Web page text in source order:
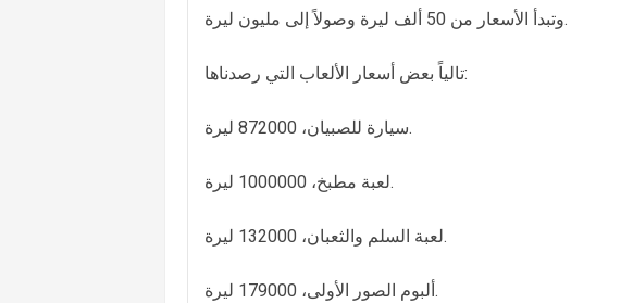
وتبدأ الأسعار من 50 ألف ليرة وصولاً إلى مليون ليرة.
تالياً بعض أسعار الألعاب التي رصدناها:
سيارة للصبيان، 872000 ليرة.
لعبة مطبخ، 1000000 ليرة.
لعبة السلم والثعبان، 132000 ليرة.
ألبوم الصور الأولى، 179000 ليرة.